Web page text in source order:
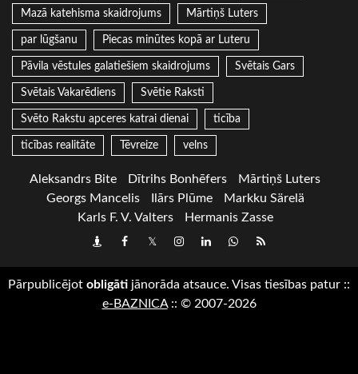
Mazā katehisma skaidrojums Mārtiņš Luters
par lūgšanu Piecas minūtes kopā ar Luteru
Pāvila vēstules galatiešiem skaidrojums Svētais Gars
Svētais Vakarēdiens Svētie Raksti
Svēto Rakstu apceres katrai dienai ticība
ticības realitāte Tēvreize velns
Aleksandrs Bite Dītrihs Bonhēfers
Mārtiņš Luters
Georgs Mancelis
Ilārs Plūme
Markku Särelä
Karls F. V. Valters
Hermanis Zasse
DraugiemFacebook
TwitterInstagram
LinkedInwhatsapp
RSS
Pārpublicējot obligāti jānorāda atsauce. Visas tiesības patur ::
e-BAZNICA:: © 2007-2026